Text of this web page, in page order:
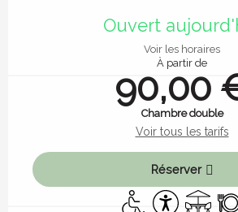
Ouvert
Voir les horaires
À partir de
90,00
Chambre double
Voir tous les tarifs
Réserver
Accès handicapés
Accessibilité
Terrasse